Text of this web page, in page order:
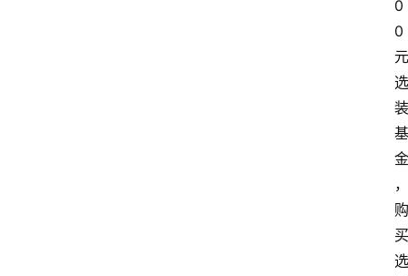
0
0
元
选
装
基
金
，
购
买
选